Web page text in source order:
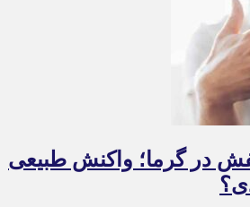
در گرما؛ واکنش طبیعی